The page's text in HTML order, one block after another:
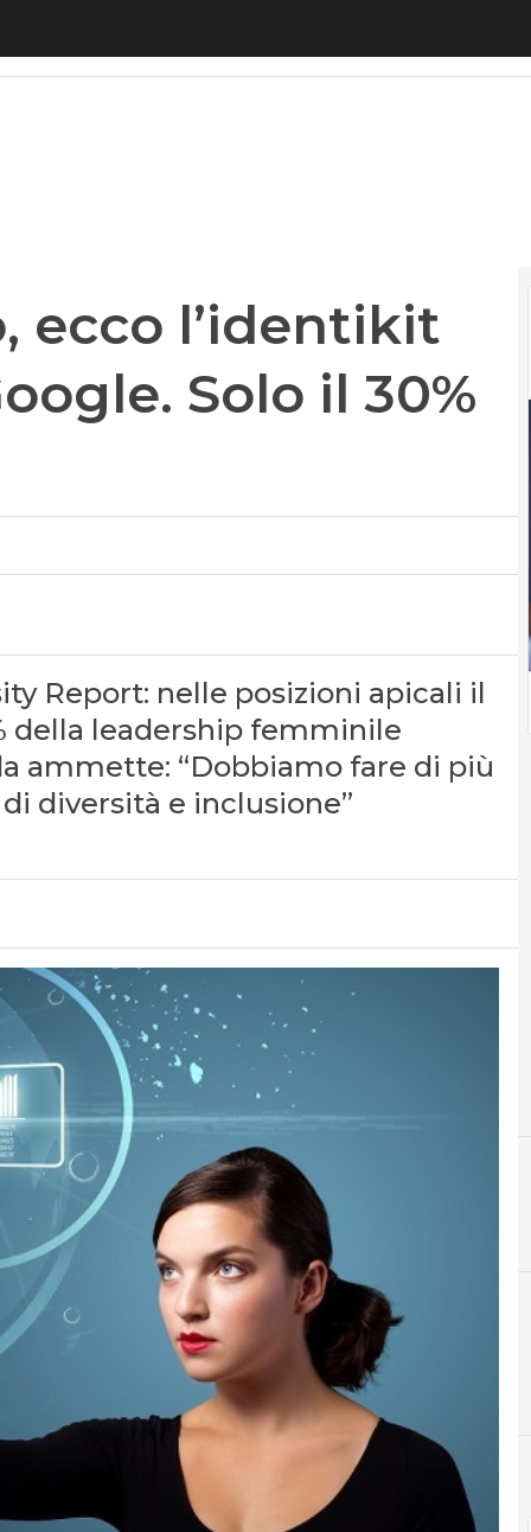
ecco l’identikit
Solo il 30%
Report: nelle posizioni apicali il
della leadership femminile
ammette: “Dobbiamo fare di più
diversità e inclusione”